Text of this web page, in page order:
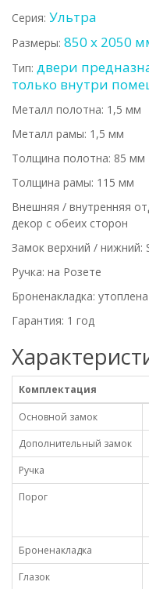
Серия: Ультра
Размеры: 850 х 2050
Тип: двери
только внутри
Металл полотна: 1,5 мм
Металл рамы: 1,5 мм
Толщина полотна: 85 мм
Толщина рамы: 115 мм
Внешняя / внутренняя
декор с обеих сторон
Замок верхний / нижний:
Ручка: на Розете
Броненакладка: утоплена
Гарантия: 1 год
Комплектация
Основной замок
Дополнительный замок
Ручка
Порог
Броненакладка
Глазок